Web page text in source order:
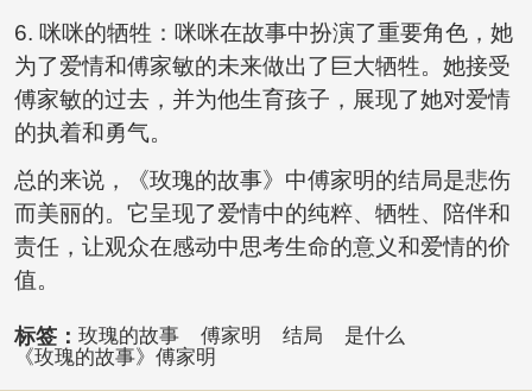
6. 咪咪的牺牲：咪咪在故事中扮演了重要角色，她
为了爱情和傅家敏的未来做出了巨大牺牲。她接受
傅家敏的过去，并为他生育孩子，展现了她对爱情
的执着和勇气。
总的来说，《玫瑰的故事》中傅家明的结局是悲伤
而美丽的。它呈现了爱情中的纯粹、牺牲、陪伴和
责任，让观众在感动中思考生命的意义和爱情的价
值。
标签： 玫瑰的故事 傅家明 结局
是什么
《玫瑰的故事》傅家明